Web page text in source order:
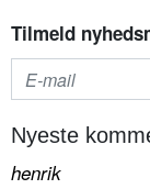
Tilmeld
Nyeste
henrik